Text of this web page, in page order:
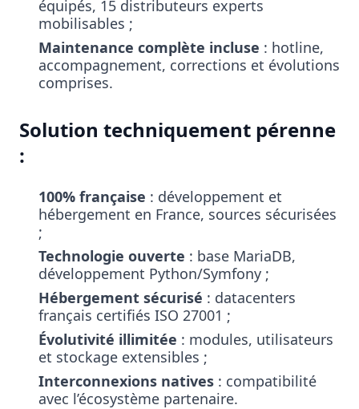
équipés, 15 distributeurs experts
mobilisables ;
Maintenance complète incluse : hotline,
accompagnement, corrections et évolutions
comprises.
Solution techniquement pérenne
:
100% française : développement et
hébergement en France, sources sécurisées
;
Technologie ouverte : base MariaDB,
développement Python/Symfony ;
Hébergement sécurisé : datacenters
français certifiés ISO 27001 ;
Évolutivité illimitée : modules, utilisateurs
et stockage extensibles ;
Interconnexions natives : compatibilité
avec l’écosystème partenaire.